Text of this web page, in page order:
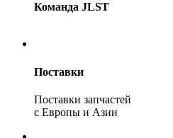
Команда JLST
Поставки
Поставки запчастей
с Европы и Азии